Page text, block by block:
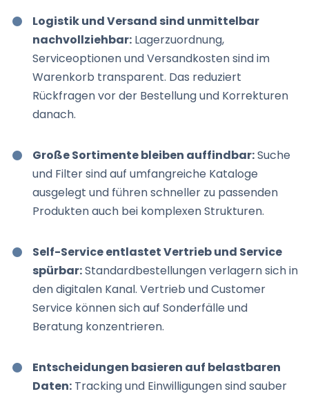
Logistik und Versand sind unmittelbar
nachvollziehbar: Lagerzuordnung,
Serviceoptionen und Versandkosten sind im
Warenkorb transparent. Das reduziert
Rückfragen vor der Bestellung und Korrekturen
danach.
Große Sortimente bleiben auffindbar:Suche
und Filter sind auf umfangreiche Kataloge
ausgelegt und führen schneller zu passenden
Produkten auch bei komplexen Strukturen.
Self-Service entlastet Vertrieb und Service
spürbar:Standardbestellungen verlagern sich in
den digitalen Kanal. Vertrieb und Customer
Service können sich auf Sonderfälle und
Beratung konzentrieren.
Entscheidungen basieren auf belastbaren
Daten: Tracking und Einwilligungen sind sauber